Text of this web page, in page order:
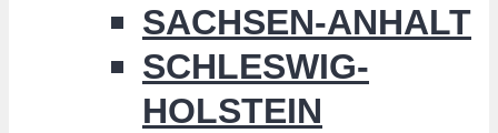
SACHSEN-ANHALT
SCHLESWIG-
HOLSTEIN